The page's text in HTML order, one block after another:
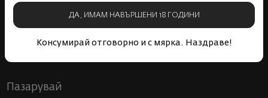
ДА, ИМАМ НАВЪРШЕНИ 18 ГОДИНИ
Консумирай отговорно и с мярка. Наздраве!
цялата страна
отстъпки
Пазарувай